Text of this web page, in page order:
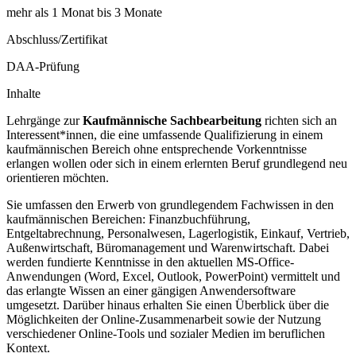
mehr als 1 Monat bis 3 Monate
Abschluss/Zertifikat
DAA-Prüfung
Inhalte
Lehrgänge zurKaufmännische Sachbearbeitung richten sich an
Interessent*innen, die eine umfassende Qualifizierung in einem
kaufmännischen Bereich ohne entsprechende Vorkenntnisse
erlangen wollen oder sich in einem erlernten Beruf grundlegend neu
orientieren möchten.
Sie umfassen den Erwerb von grundlegendem Fachwissen in den
kaufmännischen Bereichen: Finanzbuchführung,
Entgeltabrechnung, Personalwesen, Lagerlogistik, Einkauf, Vertrieb,
Außenwirtschaft, Büromanagement und Warenwirtschaft. Dabei
werden fundierte Kenntnisse in den aktuellen MS-Office-
Anwendungen (Word, Excel, Outlook, PowerPoint) vermittelt und
das erlangte Wissen an einer gängigen Anwendersoftware
umgesetzt. Darüber hinaus erhalten Sie einen Überblick über die
Möglichkeiten der Online-Zusammenarbeit sowie der Nutzung
verschiedener Online-Tools und sozialer Medien im beruflichen
Kontext.